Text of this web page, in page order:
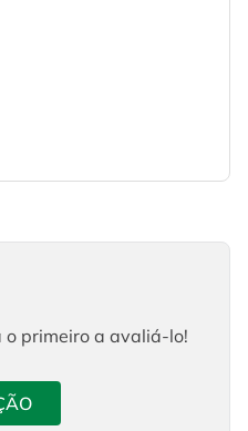
o primeiro a avaliá-lo!